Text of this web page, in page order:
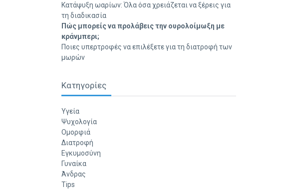
Κατάψυξη ωαρίων: Όλα όσα χρειάζεται να ξέρεις για
τη διαδικασία
Πώς μπορείς να προλάβεις την ουρολοίμωξη με
κράνμπερι;
Ποιες υπερτροφές να επιλέξετε για τη διατροφή των
μωρών
Κατηγορίες
Υγεία
Ψυχολογία
Ομορφιά
Διατροφή
Εγκυμοσύνη
Γυναίκα
Άνδρας
Tips